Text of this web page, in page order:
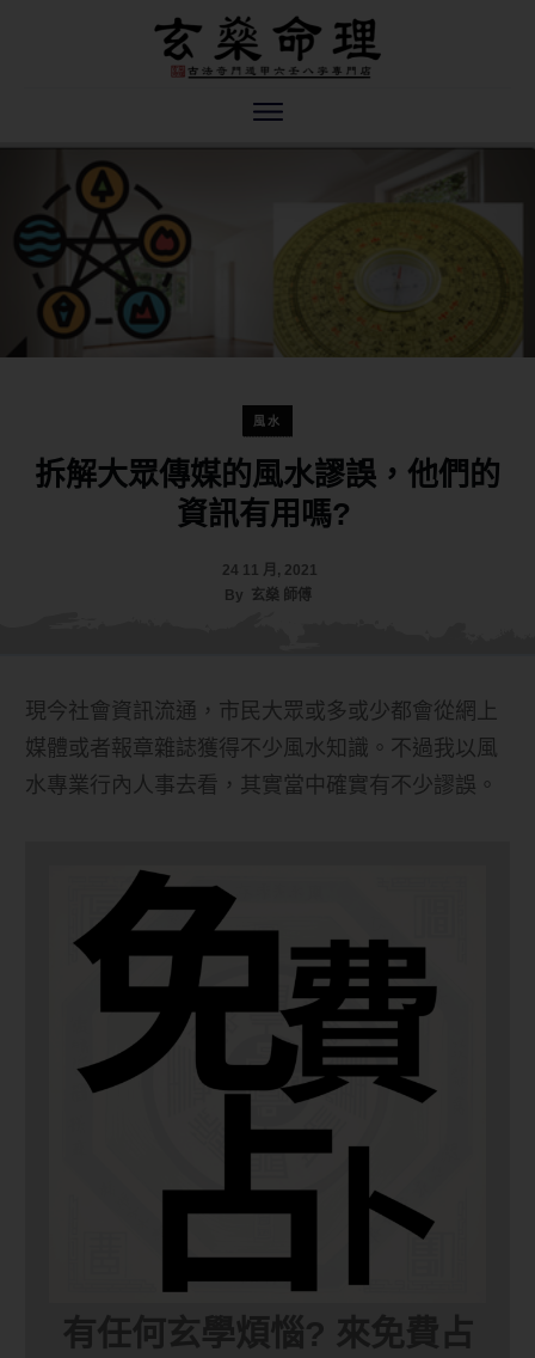
風水
拆解大眾傳媒的風水謬誤，他們的
資訊有用嗎?
24 11 月, 2021
By 玄燊 師傅
現今社會資訊流通，市民大眾或多或少都會從網上
媒體或者報章雜誌獲得不少風水知識。不過我以風
水專業行內人事去看，其實當中確實有不少謬誤。
有任何玄學煩惱? 來免費占